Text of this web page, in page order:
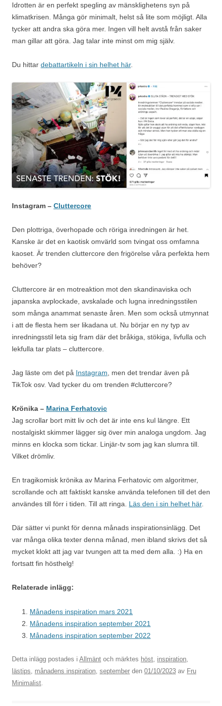
Idrotten är en perfekt spegling av mänsklighetens syn på
klimatkrisen. Många gör minimalt, helst så lite som möjligt. Alla
tycker att andra ska göra mer. Ingen vill helt avstå från saker
man gillar att göra. Jag talar inte minst om mig själv.
Du hittar debattartikeln i sin helhet här.
Instagram – Cluttercore
Den plottriga, överhopade och röriga inredningen är het.
Kanske är det en kaotisk omvärld som tvingat oss omfamna
kaoset. Är trenden cluttercore den frigörelse våra perfekta hem
behöver?
Cluttercore är en motreaktion mot den skandinaviska och
japanska avplockade, avskalade och lugna inredningsstilen
som många anammat senaste åren. Men som också utmynnat
i att de flesta hem ser likadana ut. Nu börjar en ny typ av
inredningsstil leta sig fram där det bråkiga, stökiga, livfulla och
lekfulla tar plats – cluttercore.
Jag läste om det på Instagram , men det trendar även på
TikTok osv. Vad tycker du om trenden #cluttercore?
Krönika – Marina Ferhatovic
Jag scrollar bort mitt liv och det är inte ens kul längre. Ett
nostalgiskt skimmer lägger sig över min analoga ungdom. Jag
minns en klocka som tickar. Linjär-tv som jag kan slumra till.
Vilket drömliv.
En tragikomisk krönika av Marina Ferhatovic om algoritmer,
scrollande och att faktiskt kanske använda telefonen till det den
användes till förr i tiden. Till att ringa. Läs den i sin helhet här.
Där sätter vi punkt för denna månads inspirationsinlägg. Det
var många olika texter denna månad, men ibland skrivs det så
mycket klokt att jag var tvungen att ta med dem alla. :) Ha en
fortsatt fin hösthelg!
Relaterade inlägg:
Månadens inspiration mars 2021
Månadens inspiration september 2021
Månadens inspiration september 2022
Detta inlägg postades i Allmänt och märktes höst, inspiration,
lästips, månadens inspiration, september den 01/10/2023 av Fru
Minimalist.